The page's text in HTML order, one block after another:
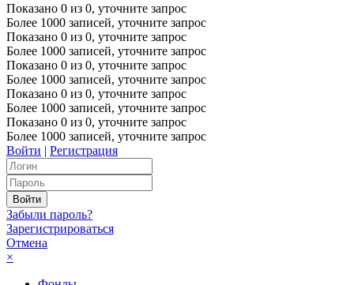
Показано 0 из 0, уточните запрос
Более 1000 записей, уточните запрос
Показано 0 из 0, уточните запрос
Более 1000 записей, уточните запрос
Показано 0 из 0, уточните запрос
Более 1000 записей, уточните запрос
Показано 0 из 0, уточните запрос
Более 1000 записей, уточните запрос
Показано 0 из 0, уточните запрос
Более 1000 записей, уточните запрос
Войти | Регистрация
Забыли пароль?
Зарегистрироваться
Отмена
×